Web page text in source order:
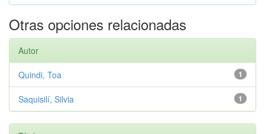
Otras opciones relacionadas
Autor
1
Quindi, Toa
1
Saquisilí, Silvia